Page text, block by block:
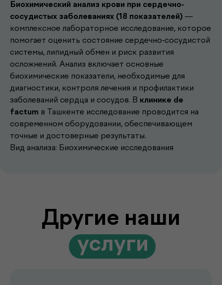
Биохимический анализ крови при сердечно-
сосудистых заболеваниях (18 показателей) —
комплексное лабораторное исследование, которое
помогает оценить состояние сердечно-сосудистой
системы, липидный обмен и риск развития
осложнений. Анализ включает основные
биохимические показатели, необходимые для
диагностики, контроля лечения и профилактики
заболеваний сердца и сосудов. В клинике de
factum в Ташкенте исследование проводится на
современном оборудовании, обеспечивающем
точные и достоверные результаты.
Вид анализа: Биохимические исследования
Другие наши
.услуги
Записаться к врачу